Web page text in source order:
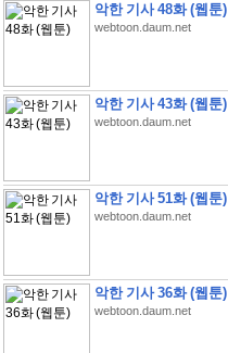
악한 기사 48화 (웹툰)
webtoon.daum.net
악한 기사 43화 (웹툰)
webtoon.daum.net
악한 기사 51화 (웹툰)
webtoon.daum.net
악한 기사 36화 (웹툰)
webtoon.daum.net